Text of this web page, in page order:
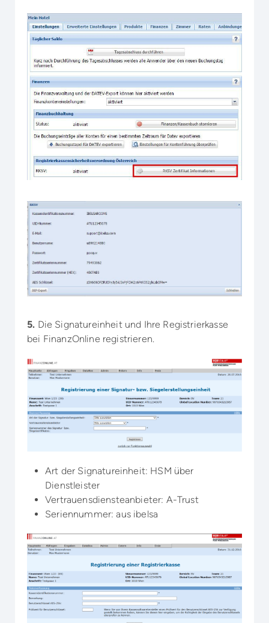
5. Die Signatureinheit und Ihre Registrierkasse
bei FinanzOnline registrieren.
Art der Signatureinheit: HSM über
Dienstleister
Vertrauensdiensteanbieter: A-Trust
Seriennummer: aus ibelsa